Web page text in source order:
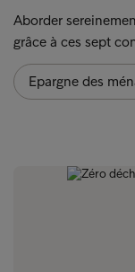
Aborder
grâce à ces sept
Epargne des